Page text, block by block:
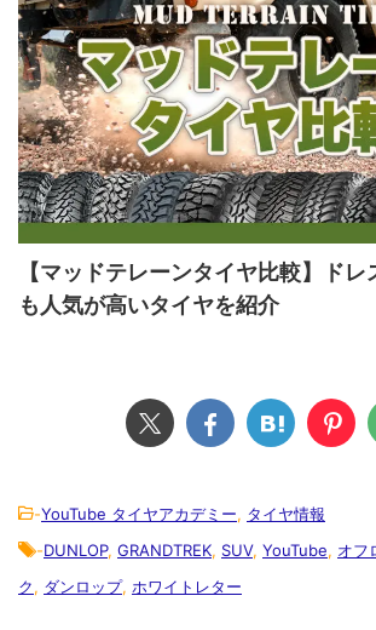
【マッドテレーンタイヤ比較】ド
も人気が高いタイヤを紹介
-YouTube タイヤアカデミー, タイヤ情報
-DUNLOP, GRANDTREK, SUV, YouTube, オフ
ク, ダンロップ, ホワイトレター